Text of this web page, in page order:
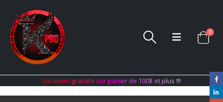
0
Livraison gratuite surpanier de 100$ etplus !!!